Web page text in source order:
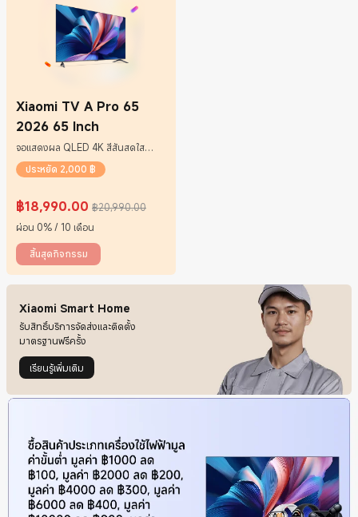
Xiaomi TV A Pro 65
2026 65 Inch
จอแสดงผล QLED 4K สีสันสดใส
พร้อมเทคโนโลยี Motion Smoothing
ประหยัด 2,000 ฿
฿18,990.00
Current Price ฿18990
฿20,990.00
ราคาโปรโมชั่น ฿20,990.00
ผ่อน 0% / 10 เดือน
สิ้นสุดกิจกรรม
Xiaomi Smart Home
รับสิทธิ์บริการจัดส่งและติดตั้ง
มาตรฐานฟรีครั้ง
เรียนรู้เพิ่มเติม